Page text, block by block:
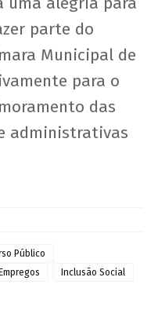
parte do
Municipal de
para o
das
administrativas
Público
Inclusão Social